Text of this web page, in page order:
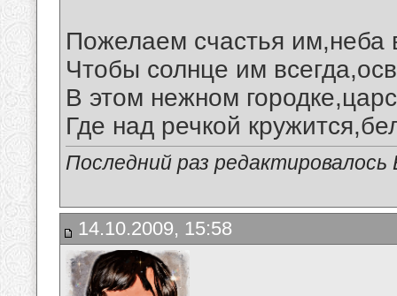
Пожелаем счастья им,неба
Чтобы солнце им
В этом нежном
Где над речкой
Последний раз
14.10.2009, 15:58